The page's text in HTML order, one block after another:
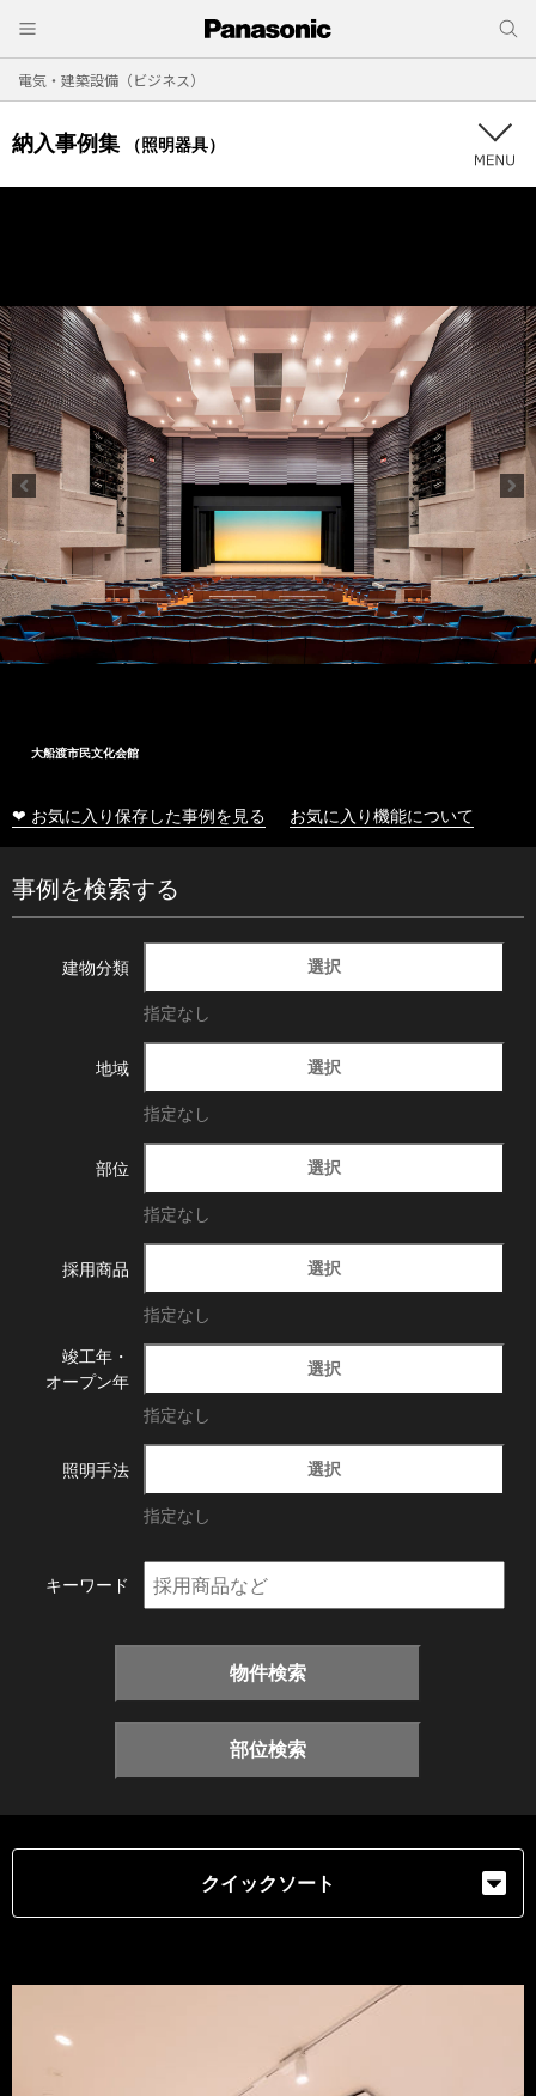
電気・建築設備（ビジネス）
納入事例集 （照明器具）
大船渡市民文化会館
❤ お気に入り保存した事例を見る お気に入り機能について
事例を検索する
建物分類 選択
指定なし
地域 選択
指定なし
部位 選択
指定なし
採用商品 選択
指定なし
竣工年・
オープン年
選択
指定なし
照明手法 選択
指定なし
キーワード
物件検索
部位検索
クイックソート